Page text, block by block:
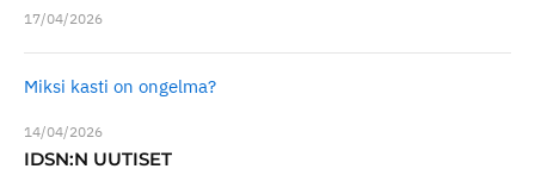
17/04/2026
Miksi kasti on ongelma?
14/04/2026
IDSN:N UUTISET